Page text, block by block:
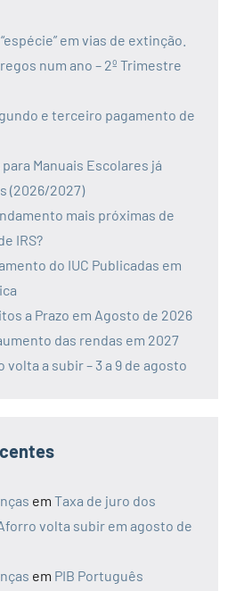
em vias de extinção.
num ano – 2º Trimestre
e terceiro pagamento de
Manuais Escolares já
(2026/2027)
mais próximas de
IRS?
do IUC Publicadas em
a Prazo em Agosto de 2026
das rendas em 2027
volta a subir – 3 a 9 de agosto
em Taxa de juro dos
volta subir em agosto de
em PIB Português